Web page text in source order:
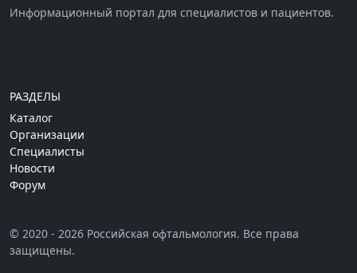
Информационный портал для специалистов и пациентов.
РАЗДЕЛЫ
Каталог
Организации
Специалисты
Новости
Форум
© 2020 - 2026 Российская офтальмология. Все права
защищены.